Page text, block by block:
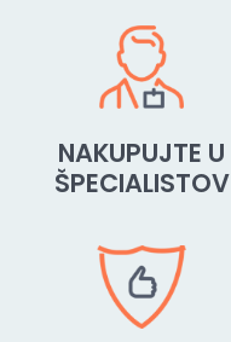
NAKUPUJTE U
ŠPECIALISTOV